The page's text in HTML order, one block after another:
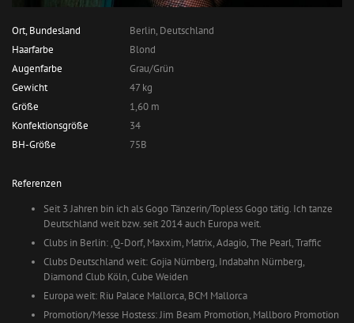
Ort, Bundesland
Berlin, Deutschland
Haarfarbe
Blond
Augenfarbe
Grau/Grün
Gewicht
47 kg
Größe
1,60 m
Konfektionsgröße
34
BH-Größe
75B
Referenzen
Seit 3 Jahren bin ich als Gogo Tänzerin/Topless Gogo tätig. Ich tanze
Deutschland weit bzw. seit 2014 auch Europa weit.
Clubs in Berlin: ,Q-Dorf, Maxxim, Matrix, Adagio, The Pearl, Traffic
Clubs Deutschland weit: Gojia Nürnberg, Indabahn Nürnberg,
Diamond Club Köln, Cube Weiden
Europa weit: Riu Palace Mallorca, BCM Mallorca
Promotion/Messe Hostess: Jim Beam Promotion, Mallboro Promotion